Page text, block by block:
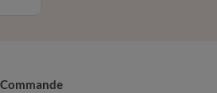
Commande